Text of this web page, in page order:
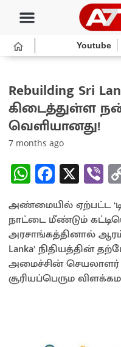
Youtube
Rebuilding Sri
கிடைத்துள்ள
வெளியானது!
7 months ago
W
h
at
sA
p
p
Fa
ce
b
o
o
k
X Vi
b
er
அண்மையில் ஏற்பட்ட
நாட்டை மீண்டும்
அரசாங்கத்தினால்
Lanka’ நிதியத்தின்
அமைச்சின்
சூரியப்பெரும